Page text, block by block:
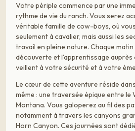
Votre périple commence par une
rythme de vie du ranch. Vous serez
véritable famille de cow-boys, où
seulement à cavalier, mais aussi les
travail en pleine nature. Chaque
découverte et l'apprentissage auprès
veillent à votre sécurité et à votre
Le cœur de cette aventure réside
même : une traversée épique entre le
Montana. Vous galoperez au fil des
notamment à travers les canyons
Horn Canyon. Ces journées sont